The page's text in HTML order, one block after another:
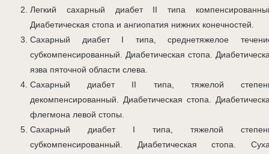
Легкий сахарный диабет II типа
Диабетическая стопа и ангиопатия нижних конечностей.
Сахарный диабет I типа, среднетяжелое
субкомпенсированный. Диабетическая стопа.
язва пяточной области слева.
Сахарный диабет II типа, тяжелой
декомпенсированный. Диабетическая стопа.
флегмона левой стопы.
Сахарный диабет I типа, тяжелой
субкомпенсированный. Диабетическая стопа.